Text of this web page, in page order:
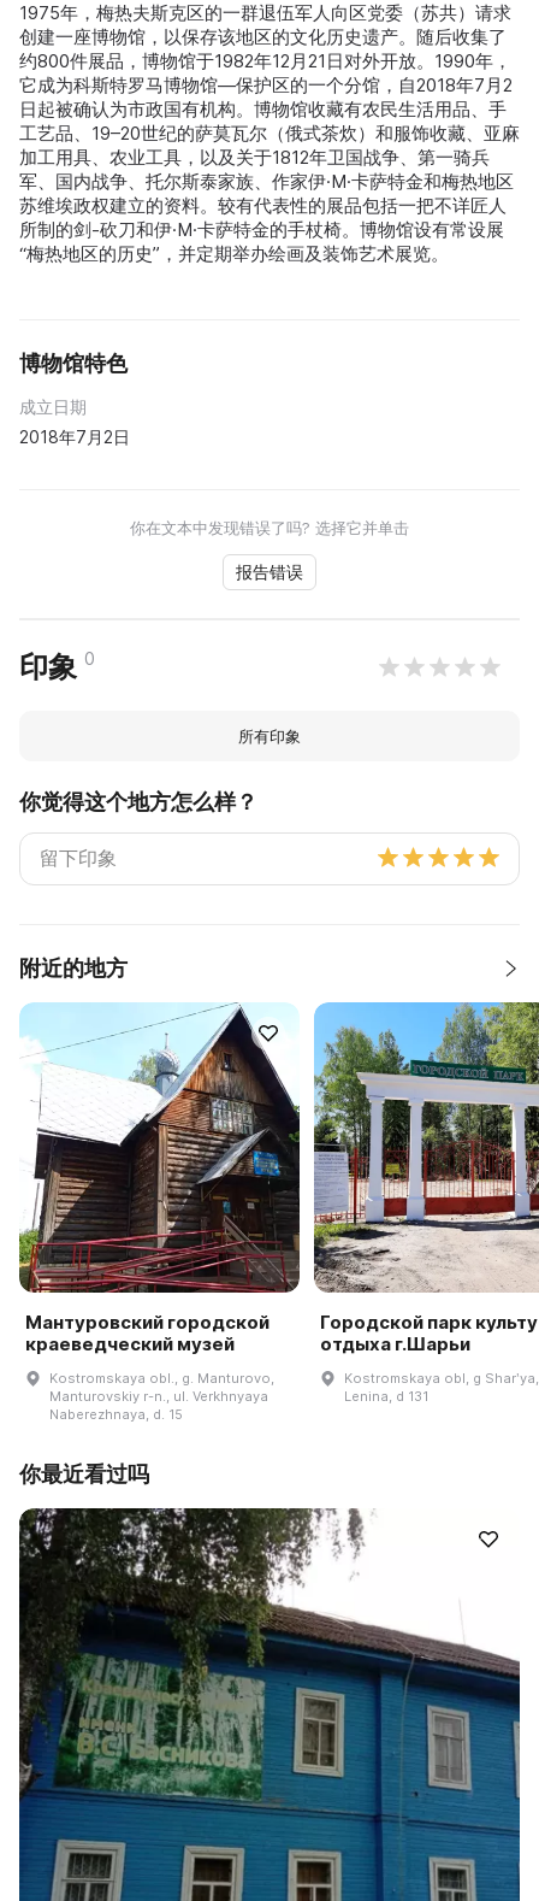
1975年，梅热夫斯克区的一群退伍军人向区党委（苏共）请求
创建一座博物馆，以保存该地区的文化历史遗产。随后收集了
约800件展品，博物馆于1982年12月21日对外开放。1990年，
它成为科斯特罗马博物馆—保护区的一个分馆，自2018年7月2
日起被确认为市政国有机构。博物馆收藏有农民生活用品、手
工艺品、19–20世纪的萨莫瓦尔（俄式茶炊）和服饰收藏、亚麻
加工用具、农业工具，以及关于1812年卫国战争、第一骑兵
军、国内战争、托尔斯泰家族、作家伊·М·卡萨特金和梅热地区
苏维埃政权建立的资料。较有代表性的展品包括一把不详匠人
所制的剑-砍刀和伊·М·卡萨特金的手杖椅。博物馆设有常设展
“梅热地区的历史”，并定期举办绘画及装饰艺术展览。
博物馆特色
成立日期
2018年7月2日
你在文本中发现错误了吗? 选择它并单击
报告错误
印象 0
所有印象
你觉得这个地方怎么样？
附近的地方
Мантуровский городской
краеведческий музей
Kostromskaya obl., g. Manturovo,
Manturovskiy r-n., ul. Verkhnyaya
Naberezhnaya, d. 15
Городской парк
отдыха г.Шарьи
Kostromskaya obl, g
Lenina, d 131
你最近看过吗